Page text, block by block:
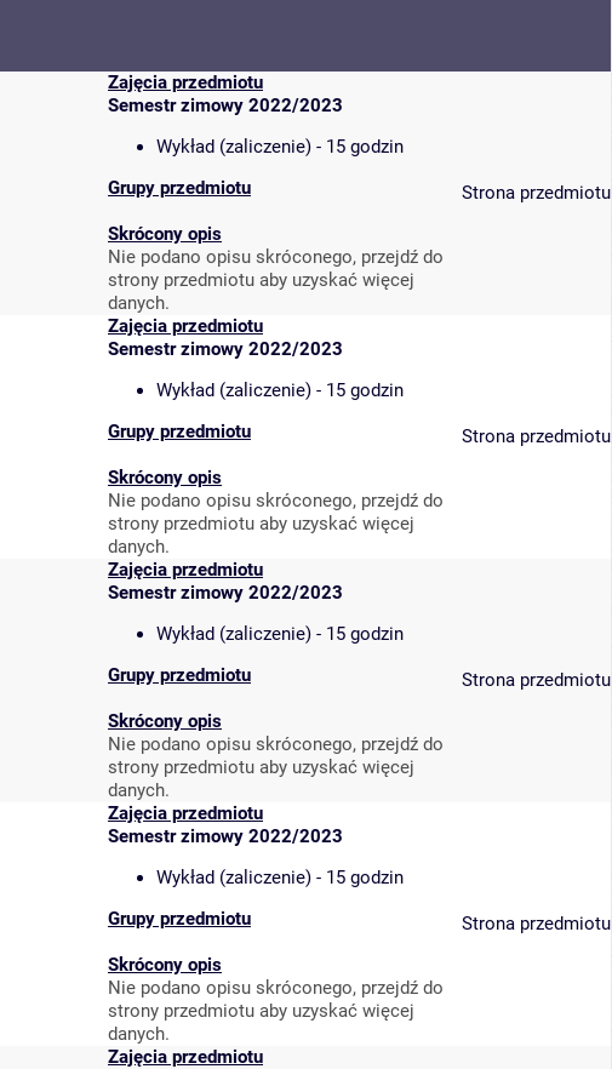
Zajęcia przedmiotu
Semestr zimowy 2022/2023
Wykład (zaliczenie) - 15 godzin
Grupy przedmiotu
Skrócony opis
Nie podano opisu skróconego, przejdź do
strony przedmiotu aby uzyskać więcej
danych.
Strona przedmiotu
Zajęcia przedmiotu
Semestr zimowy 2022/2023
Wykład (zaliczenie) - 15 godzin
Grupy przedmiotu
Skrócony opis
Nie podano opisu skróconego, przejdź do
strony przedmiotu aby uzyskać więcej
danych.
Strona przedmiotu
Zajęcia przedmiotu
Semestr zimowy 2022/2023
Wykład (zaliczenie) - 15 godzin
Grupy przedmiotu
Skrócony opis
Nie podano opisu skróconego, przejdź do
strony przedmiotu aby uzyskać więcej
danych.
Strona przedmiotu
Zajęcia przedmiotu
Semestr zimowy 2022/2023
Wykład (zaliczenie) - 15 godzin
Grupy przedmiotu
Skrócony opis
Nie podano opisu skróconego, przejdź do
strony przedmiotu aby uzyskać więcej
danych.
Strona przedmiotu
Zajęcia przedmiotu